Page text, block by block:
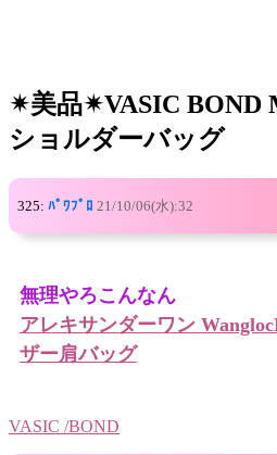
✴︎美品✴︎VASIC BOND
ショルダーバッグ
325: ﾊﾟﾜﾌﾟﾛ 21/10/06(水):32
無理やろこんなん
アレキサンダーワン
ザー肩バッグ
VASIC /BOND